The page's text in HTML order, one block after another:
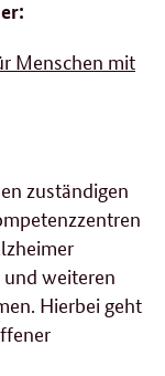
Menschen mit
zuständigen
und weiteren
Hierbei geht